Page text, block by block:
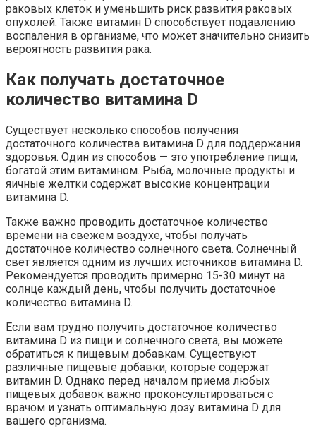
раковых клеток и уменьшить риск развития раковых
опухолей. Также витамин D способствует подавлению
воспаления в организме, что может значительно снизить
вероятность развития рака.
Как получать достаточное
количество витамина D
Существует несколько способов получения
достаточного количества витамина D для поддержания
здоровья. Один из способов — это употребление пищи,
богатой этим витамином. Рыба, молочные продукты и
яичные желтки содержат высокие концентрации
витамина D.
Также важно проводить достаточное количество
времени на свежем воздухе, чтобы получать
достаточное количество солнечного света. Солнечный
свет является одним из лучших источников витамина D.
Рекомендуется проводить примерно 15-30 минут на
солнце каждый день, чтобы получить достаточное
количество витамина D.
Если вам трудно получить достаточное количество
витамина D из пищи и солнечного света, вы можете
обратиться к пищевым добавкам. Существуют
различные пищевые добавки, которые содержат
витамин D. Однако перед началом приема любых
пищевых добавок важно проконсультироваться с
врачом и узнать оптимальную дозу витамина D для
вашего организма.